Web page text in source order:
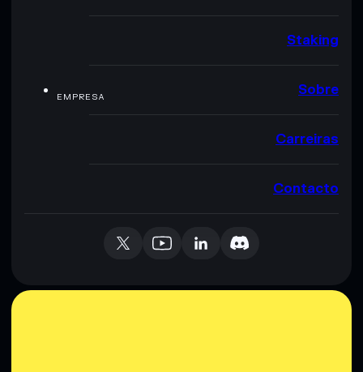
Staking
EMPRESA Sobre
Carreiras
Contacto